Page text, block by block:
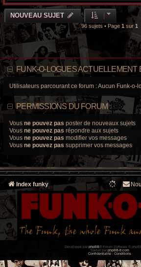
NOUVEAU SUJET
96 sujets • Page 1 sur 1
FUNK-O-LOGUES ACTUELLEMENT
Utilisateurs parcourant ce forum : Aucun Funk-o-
PERMISSIONS DU FORUM
Vous ne pouvez pas poster de nouveaux sujets
Vous ne pouvez pas répondre aux sujets
Vous ne pouvez pas modifier vos messages
Vous ne pouvez pas supprimer vos messages
Index funky
Développé par phpBB® Forum Software ©
Traduit par phpBB-fr.com
Confidentialité
Conditions